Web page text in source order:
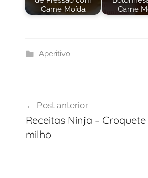
Carne Moída
Carne
Aperitivo
de
Post
Post anterior
Receitas Ninja –
milho